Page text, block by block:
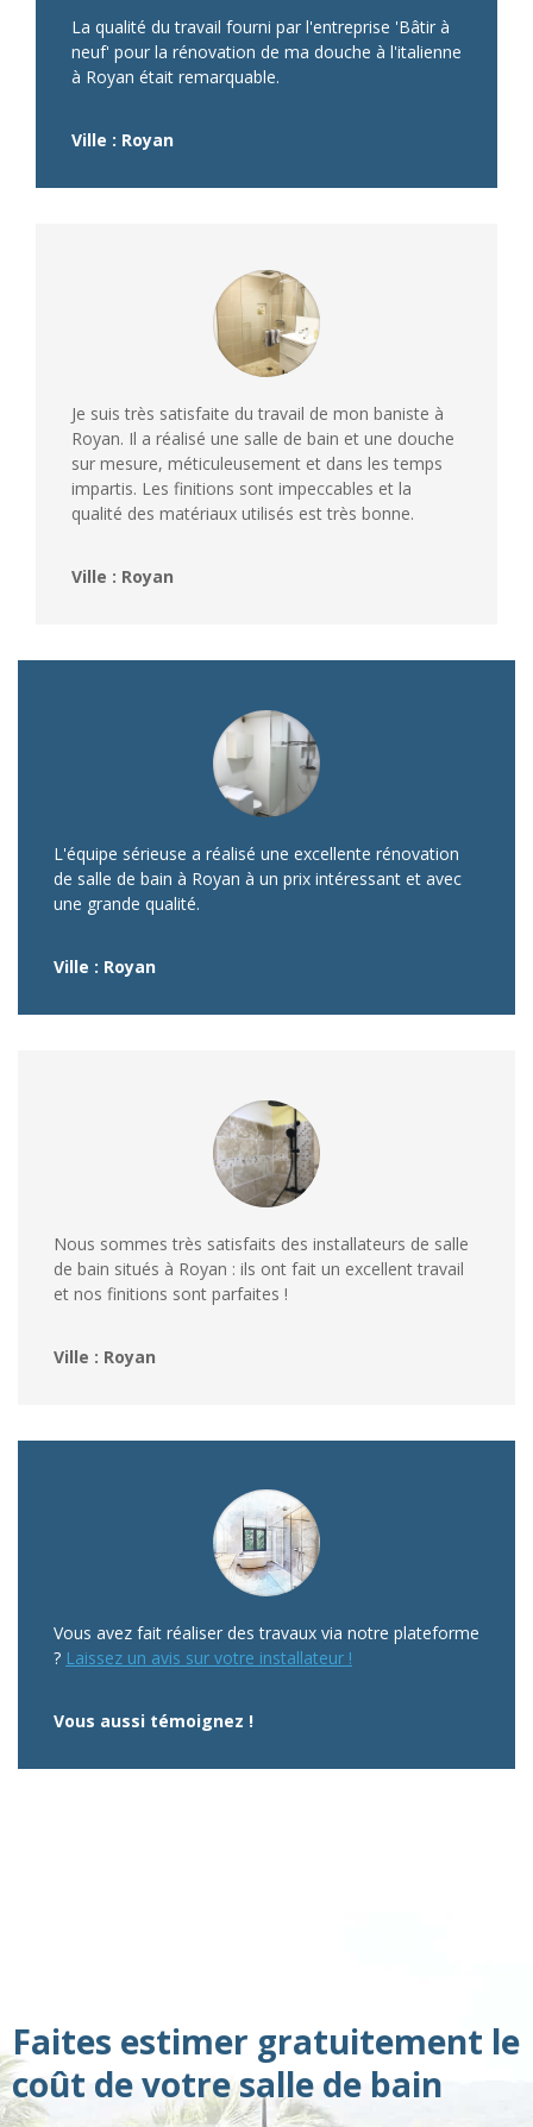
La qualité du travail fourni par l'entreprise 'Bâtir à
neuf' pour la rénovation de ma douche à l'italienne
à Royan était remarquable.
Ville : Royan
Je suis très satisfaite du travail de mon baniste à
Royan. Il a réalisé une salle de bain et une douche
sur mesure, méticuleusement et dans les temps
impartis. Les finitions sont impeccables et la
qualité des matériaux utilisés est très bonne.
Ville : Royan
L'équipe sérieuse a réalisé une excellente rénovation
de salle de bain à Royan à un prix intéressant et avec
une grande qualité.
Ville : Royan
Nous sommes très satisfaits des installateurs de salle
de bain situés à Royan : ils ont fait un excellent travail
et nos finitions sont parfaites !
Ville : Royan
Vous avez fait réaliser des travaux via notre plateforme
? Laissez un avis sur votre installateur !
Vous aussi témoignez !
Faites estimer gratuitement le
coût de votre salle de bain